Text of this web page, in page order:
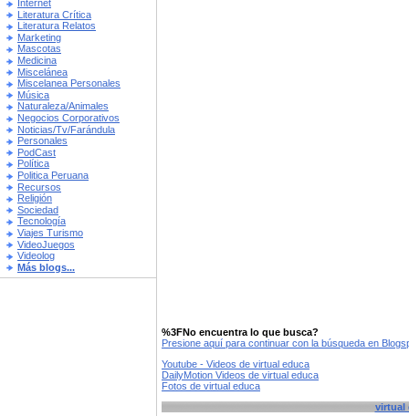
Internet
Literatura Crítica
Literatura Relatos
Marketing
Mascotas
Medicina
Miscelánea
Miscelanea Personales
Música
Naturaleza/Animales
Negocios Corporativos
Noticias/Tv/Farándula
Personales
PodCast
Política
Politica Peruana
Recursos
Religión
Sociedad
Tecnología
Viajes Turismo
VideoJuegos
Videolog
Más blogs...
%3FNo encuentra lo que busca?
Presione aquí para continuar con la búsqueda en
Youtube - Videos de virtual educa
DailyMotion Videos de virtual educa
Fotos de virtual educa
virtual